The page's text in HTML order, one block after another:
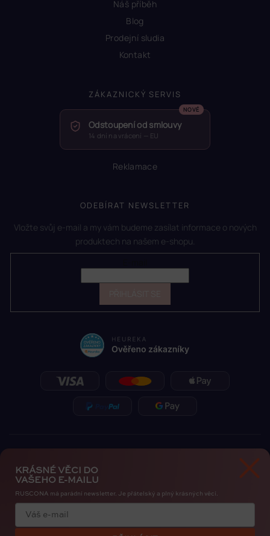
Náš příběh
Blog
Prodejní sludia
Kontakt
ZÁKAZNICKÝ SERVIS
Odstoupení od smlouvy
14 dní na vrácení — EU
Reklamace
ODEBÍRAT NEWSLETTER
Vložte svůj e-mail a my vám budeme zasílat informace o nových
produktech na našem e-shopu.
Zásady ochrany osobních údajůCookies
KRÁSNÉ VĚCI DO
VAŠEHO E-MAILU
RUSCONA má parádní newsletter. Je přátelský a plný krásných věcí.